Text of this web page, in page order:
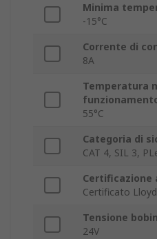
Minima
-15°C
Corrente di
8A
Temperatura
55°C
Categoria di
CAT 4, SIL 3,
Certificazione
Certificato Lloyd
Tensione
24V